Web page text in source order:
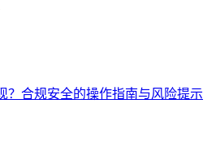
？合规安全的操作指南与风险提示